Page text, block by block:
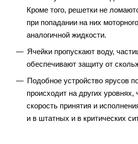
Кроме того, решетки не
при попадании на них
аналогичной жидкости.
Ячейки пропускают воду,
обеспечивают защиту от
Подобное устройство ярусов
происходит на других
скорость принятия и
и в штатных и в критических